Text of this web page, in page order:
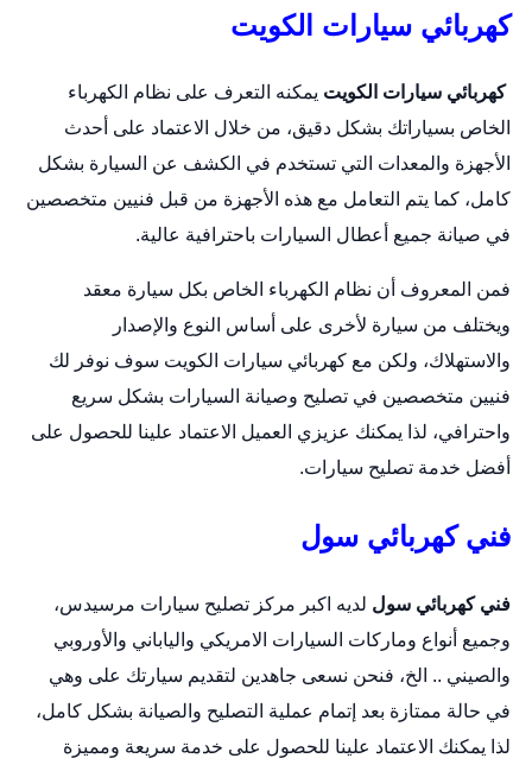
كهربائي سيارات الكويت
كهربائي سيارات الكويت يمكنه التعرف على نظام الكهرباء
الخاص بسياراتك بشكل دقيق، من خلال الاعتماد على أحدث
الأجهزة والمعدات التي تستخدم في الكشف عن السيارة بشكل
كامل، كما يتم التعامل مع هذه الأجهزة من قبل فنيين متخصصين
في صيانة جميع أعطال السيارات باحترافية عالية.
فمن المعروف أن نظام الكهرباء الخاص بكل سيارة معقد
ويختلف من سيارة لأخرى على أساس النوع والإصدار
والاستهلاك، ولكن مع كهربائي سيارات الكويت سوف نوفر لك
فنيين متخصصين في تصليح وصيانة السيارات بشكل سريع
واحترافي، لذا يمكنك عزيزي العميل الاعتماد علينا للحصول على
أفضل خدمة تصليح سيارات.
فني كهربائي سول
فني كهربائي سول لديه اكبر مركز تصليح سيارات مرسيدس،
وجميع أنواع وماركات السيارات الامريكي والياباني والأوروبي
والصيني .. الخ، فنحن نسعى جاهدين لتقديم سيارتك على وهي
في حالة ممتازة بعد إتمام عملية التصليح والصيانة بشكل كامل،
لذا يمكنك الاعتماد علينا للحصول على خدمة سريعة ومميزة